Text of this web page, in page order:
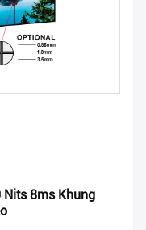
Nits 8ms Khung